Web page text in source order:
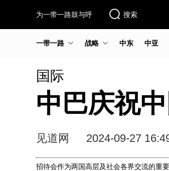
为一带一路鼓与呼 搜索
一带一路 战略 中东 中亚
国际
中巴庆祝
见道网 2024-09-27
招待会作为两国高层及社会各界交流的重